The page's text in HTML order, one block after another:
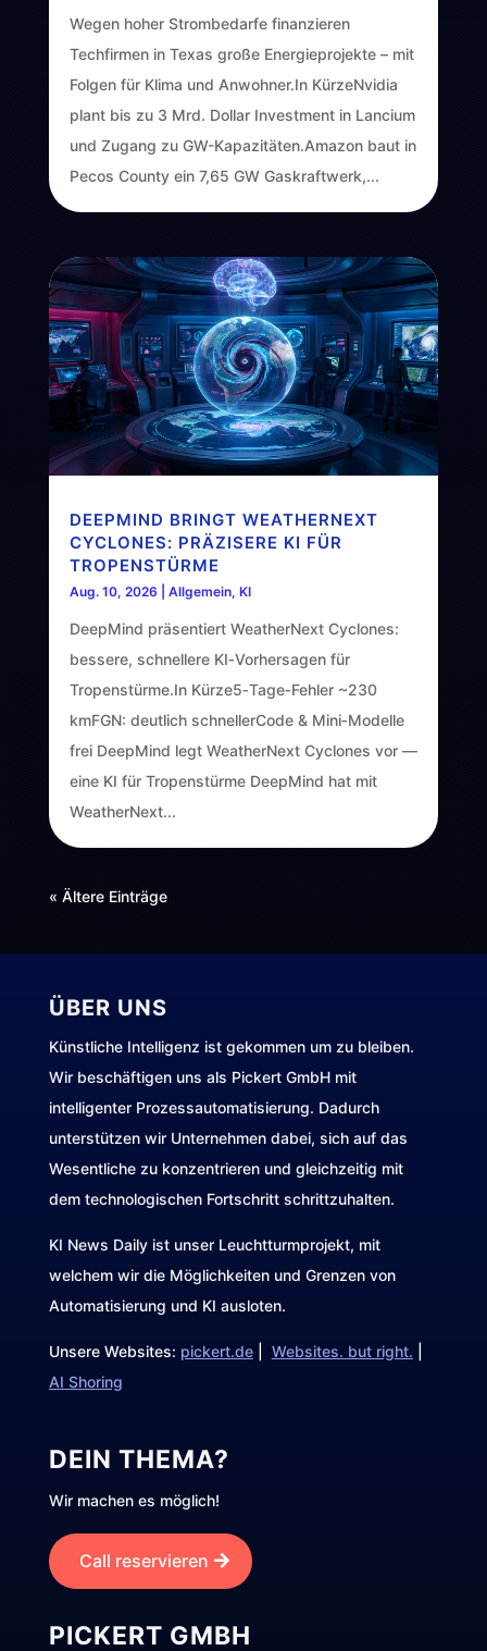
Wegen hoher Strombedarfe finanzieren
Techfirmen in Texas große Energieprojekte – mit
Folgen für Klima und Anwohner.In KürzeNvidia
plant bis zu 3 Mrd. Dollar Investment in Lancium
und Zugang zu GW-Kapazitäten.Amazon baut in
Pecos County ein 7,65 GW Gaskraftwerk,...
DEEPMIND BRINGT WEATHERNEXT
CYCLONES: PRÄZISERE KI FÜR
TROPENSTÜRME
Aug. 10, 2026 Allgemein, KI
DeepMind präsentiert WeatherNext Cyclones:
bessere, schnellere KI‑Vorhersagen für
Tropenstürme.In Kürze5‑Tage‑Fehler ~230
kmFGN: deutlich schnellerCode & Mini‑Modelle
frei DeepMind legt WeatherNext Cyclones vor —
eine KI für Tropenstürme DeepMind hat mit
WeatherNext...
« Ältere Einträge
ÜBER UNS
Künstliche Intelligenz ist gekommen um zu bleiben.
Wir beschäftigen uns als Pickert GmbH mit
intelligenter Prozessautomatisierung. Dadurch
unterstützen wir Unternehmen dabei, sich auf das
Wesentliche zu konzentrieren und gleichzeitig mit
dem technologischen Fortschritt schrittzuhalten.
KI News Daily ist unser Leuchtturmprojekt, mit
welchem wir die Möglichkeiten und Grenzen von
Automatisierung und KI ausloten.
Unsere Websites: pickert.de| Websites. but right.
AI Shoring
DEIN THEMA?
Wir machen es möglich!
Call reservieren
PICKERT GMBH